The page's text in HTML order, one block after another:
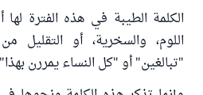
الكلمة الطيبة في هذه الفترة
اللوم، والسخرية، أو التقليل
"تبالغين" أو "كل النساء يمررن